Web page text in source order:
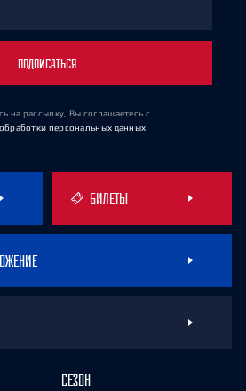
ПОДПИСАТЬСЯ
на рассылку, Вы соглашаетесь с
персональных данных
БИЛЕТЫ
СЕЗОН